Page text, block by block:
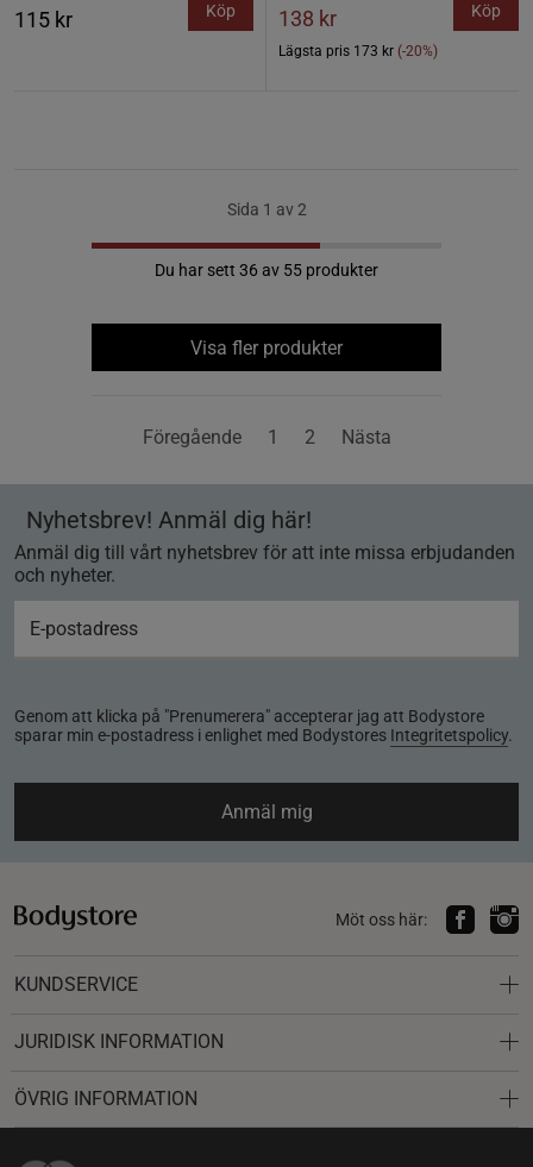
115 kr Köp 138 kr
Lägsta pris 173 kr (-20%)
Köp
Sida 1 av 2
Du har sett 36 av 55 produkter
Visa fler produkter
Föregående 1 2 Nästa
Nyhetsbrev! Anmäl dig här!
Anmäl dig till vårt nyhetsbrev för att inte missa erbjudanden
och nyheter.
Genom att klicka på "Prenumerera" accepterar jag att Bodystore
sparar min e-postadress i enlighet med Bodystores Integritetspolicy.
Anmäl mig
Möt oss här:
KUNDSERVICE
JURIDISK INFORMATION
ÖVRIG INFORMATION